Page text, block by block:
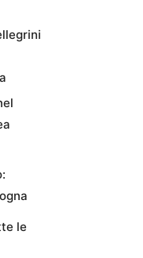
le